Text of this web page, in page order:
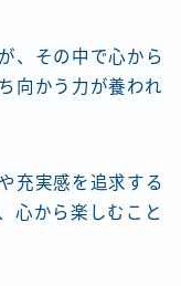
、その中で心から
向かう力が養われ
充実感を追求する
心から楽しむこと